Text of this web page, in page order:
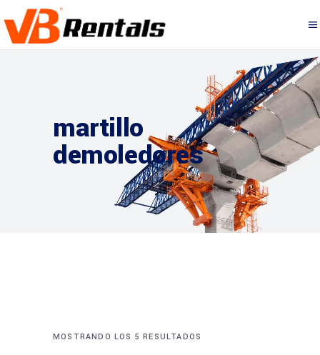
martillo
demoledores
MOSTRANDO LOS 5 RESULTADOS